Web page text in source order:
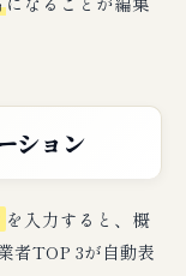
計
用設計
助金との詳細
ション
を入力すると、概
者TOP 3が自動表